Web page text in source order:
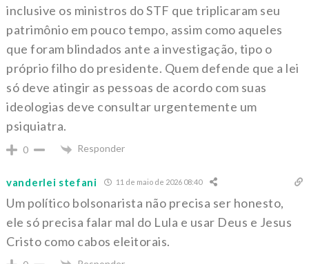
inclusive os ministros do STF que triplicaram seu
patrimônio em pouco tempo, assim como aqueles
que foram blindados ante a investigação, tipo o
próprio filho do presidente. Quem defende que a lei
só deve atingir as pessoas de acordo com suas
ideologias deve consultar urgentemente um
psiquiatra.
0 Responder
vanderlei stefani 11 de maio de 2026 08:40
Um político bolsonarista não precisa ser honesto,
ele só precisa falar mal do Lula e usar Deus e Jesus
Cristo como cabos eleitorais.